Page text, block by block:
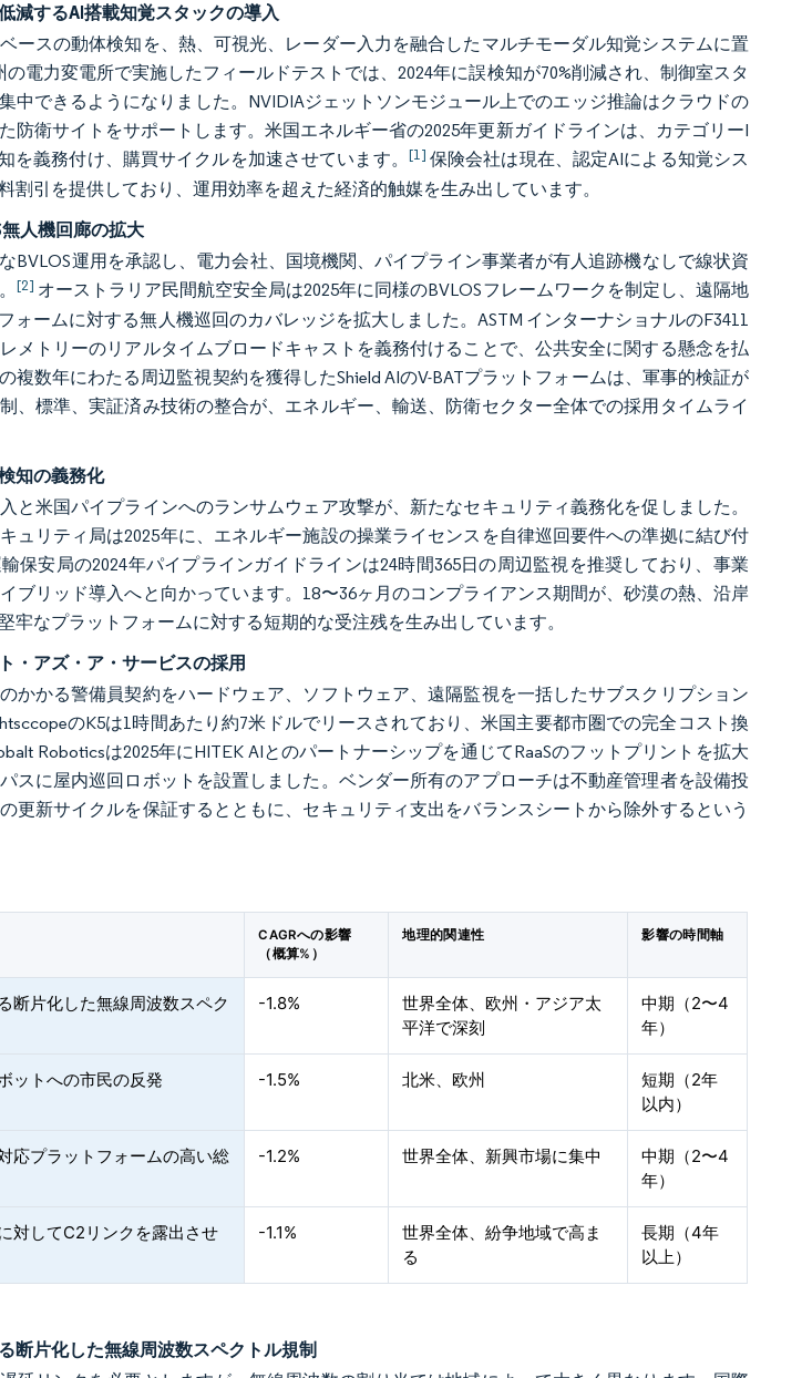
減するAI搭載知覚スタックの導入
ースの動体検知を、熱、可視光、レーダー入力を融合したマルチモーダル知覚システムに置
電力変電所で実施したフィールドテストでは、2024年に誤検知が70%削減され、制御室スタ
中できるようになりました。NVIDIAジェットソンモジュール上でのエッジ推論はクラウドの
防衛サイトをサポートします。米国エネルギー省の2025年更新ガイドラインは、カテゴリーI
を義務付け、購買サイクルを加速させています。 [1] 保険会社は現在、認定AIによる知覚シス
割引を提供しており、運用効率を超えた経済的触媒を生み出しています。
人機回廊の拡大
BVLOS運用を承認し、電力会社、国境機関、パイプライン事業者が有人追跡機なしで線状資
[2] オーストラリア民間航空安全局は2025年に同様のBVLOSフレームワークを制定し、遠隔地
ォームに対する無人機巡回のカバレッジを拡大しました。ASTM インターナショナルのF3411
メトリーのリアルタイムブロードキャストを義務付けることで、公共安全に関する懸念を払
複数年にわたる周辺監視契約を獲得したShield AIのV-BATプラットフォームは、軍事的検証が
、標準、実証済み技術の整合が、エネルギー、輸送、防衛セクター全体での採用タイムライ
知の義務化
と米国パイプラインへのランサムウェア攻撃が、新たなセキュリティ義務化を促しました。
ュリティ局は2025年に、エネルギー施設の操業ライセンスを自律巡回要件への準拠に結び付
保安局の2024年パイプラインガイドラインは24時間365日の周辺監視を推奨しており、事業
ブリッド導入へと向かっています。18〜36ヶ月のコンプライアンス期間が、砂漠の熱、沿岸
牢なプラットフォームに対する短期的な受注残を生み出しています。
・アズ・ア・サービスの採用
かかる警備員契約をハードウェア、ソフトウェア、遠隔監視を一括したサブスクリプション
のK5は1時間あたり約7米ドルでリースされており、米国主要都市圏での完全コスト換
Roboticsは2025年にHITEK AIとのパートナーシップを通じてRaaSのフットプリントを拡大
スに屋内巡回ロボットを設置しました。ベンダー所有のアプローチは不動産管理者を設備投
更新サイクルを保証するとともに、セキュリティ支出をバランスシートから除外するという
CAGRへの影響
（概算%）
地理的関連性 影響の時間軸
断片化した無線周波数スペク
-1.8%
世界全体、欧州・アジア太
平洋で深刻
中期（2〜4
年）
ットへの市民の反発 -1.5% 北米、欧州
短期（2年
以内）
応プラットフォームの高い総
-1.2% 世界全体、新興市場に集中
中期（2〜4
年）
対してC2リンクを露出させ
-1.1%
世界全体、紛争地域で高ま
る
長期（4年
以上）
断片化した無線周波数スペクトル規制